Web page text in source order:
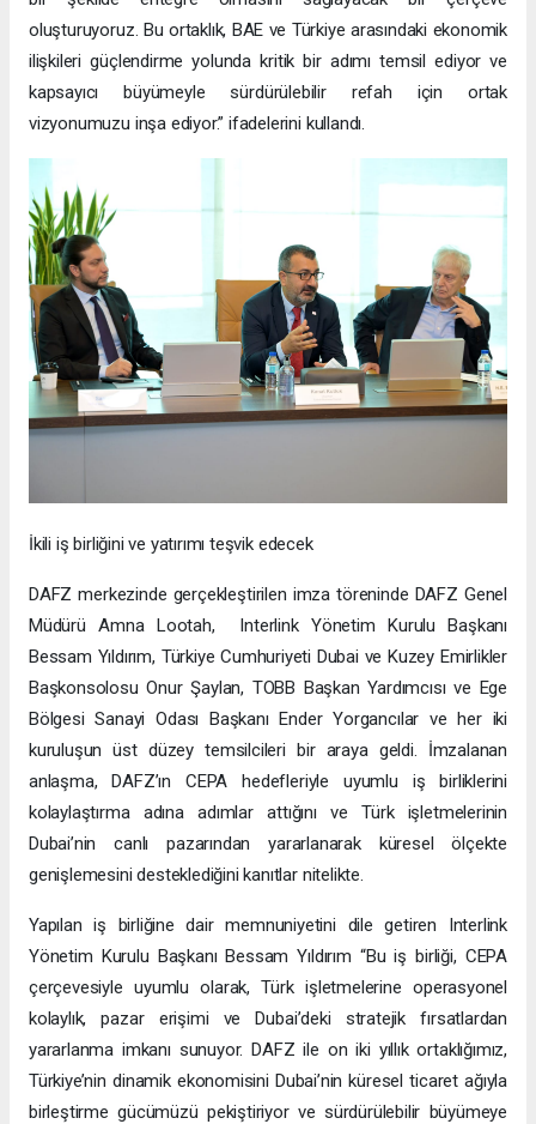
oluşturuyoruz. Bu ortaklık, BAE ve Türkiye arasındaki ekonomik
ilişkileri güçlendirme yolunda kritik bir adımı temsil ediyor ve
kapsayıcı büyümeyle sürdürülebilir refah için ortak
vizyonumuzu inşa ediyor.” ifadelerini kullandı.
İkili iş birliğini ve yatırımı teşvik edecek
DAFZ merkezinde gerçekleştirilen imza töreninde DAFZ Genel
Müdürü Amna Lootah, Interlink Yönetim Kurulu Başkanı
Bessam Yıldırım, Türkiye Cumhuriyeti Dubai ve Kuzey Emirlikler
Başkonsolosu Onur Şaylan, TOBB Başkan Yardımcısı ve Ege
Bölgesi Sanayi Odası Başkanı Ender Yorgancılar ve her iki
kuruluşun üst düzey temsilcileri bir araya geldi. İmzalanan
anlaşma, DAFZ’ın CEPA hedefleriyle uyumlu iş birliklerini
kolaylaştırma adına adımlar attığını ve Türk işletmelerinin
Dubai’nin canlı pazarından yararlanarak küresel ölçekte
genişlemesini desteklediğini kanıtlar nitelikte.
Yapılan iş birliğine dair memnuniyetini dile getiren Interlink
Yönetim Kurulu Başkanı Bessam Yıldırım “Bu iş birliği, CEPA
çerçevesiyle uyumlu olarak, Türk işletmelerine operasyonel
kolaylık, pazar erişimi ve Dubai’deki stratejik fırsatlardan
yararlanma imkanı sunuyor. DAFZ ile on iki yıllık ortaklığımız,
Türkiye’nin dinamik ekonomisini Dubai’nin küresel ticaret ağıyla
birleştirme gücümüzü pekiştiriyor ve sürdürülebilir büyümeye